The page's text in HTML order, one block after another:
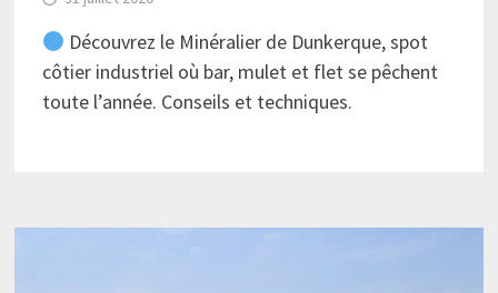
Découvrez le Minéralier de Dunkerque, spot
côtier industriel où bar, mulet et flet se pêchent
toute l’année. Conseils et techniques.